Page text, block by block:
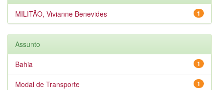
1
MILITÃO, Vivianne Benevides
Assunto
1
Bahia
1
Modal de Transporte